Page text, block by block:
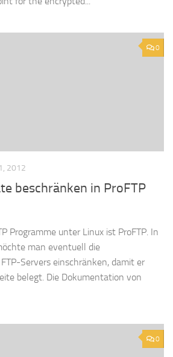
0
2012
beschränken in ProFTP
Programme unter Linux ist ProFTP. In
man eventuell die
Servers einschränken, damit er
belegt. Die Dokumentation von
0